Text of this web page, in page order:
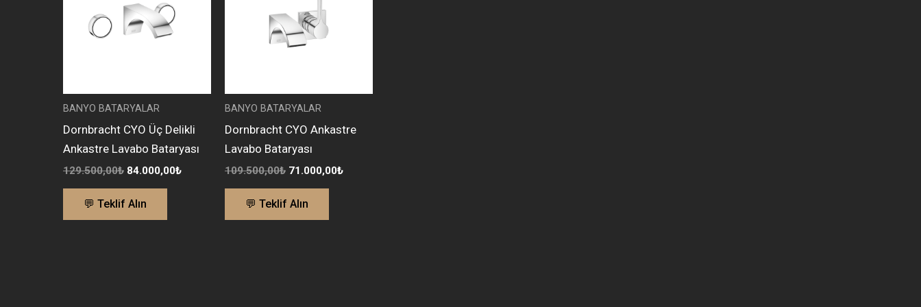
BANYO BATARYALAR
Dornbracht CYO Üç Delikli
Ankastre Lavabo Bataryası
129.500,00₺ 84.000,00₺
💬 Teklif Alın
BANYO BATARYALAR
Dornbracht CYO Ankastre
Lavabo Bataryası
109.500,00₺ 71.000,00₺
💬 Teklif Alın